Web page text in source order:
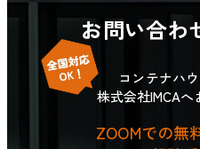
お問い合わ
コンテナハ
株式会社IMCAへ
ZOOMでの無